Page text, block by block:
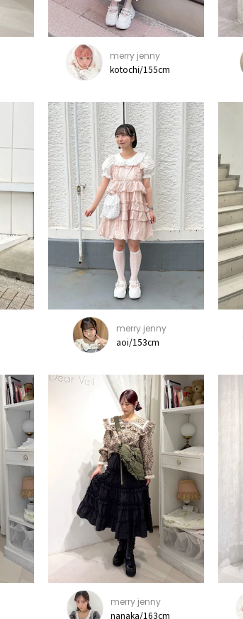
merry jenny
kotochi/155cm
merry jenny
aoi/153cm
merry jenny
nanaka/163cm